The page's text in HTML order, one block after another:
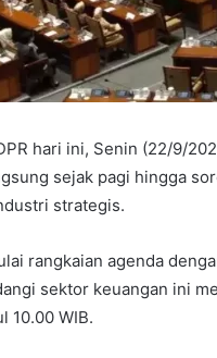
hari ini, Senin (22/9/
sejak pagi hingga
strategis.
rangkaian agenda
sektor keuangan ini
10.00 WIB.